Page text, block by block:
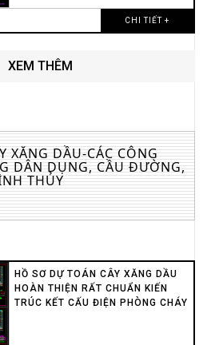
CHI TIẾT +
XEM THÊM
XĂNG DẦU-CÁC CÔNG
DÂN DỤNG, CẦU ĐƯỜNG,
THỦY
HỒ SƠ DỰ TOÁN CÂY XĂNG DẦU
HOÀN THIỆN RẤT CHUẨN KIẾN
TRÚC KẾT CẤU ĐIỆN PHÒNG CHÁY